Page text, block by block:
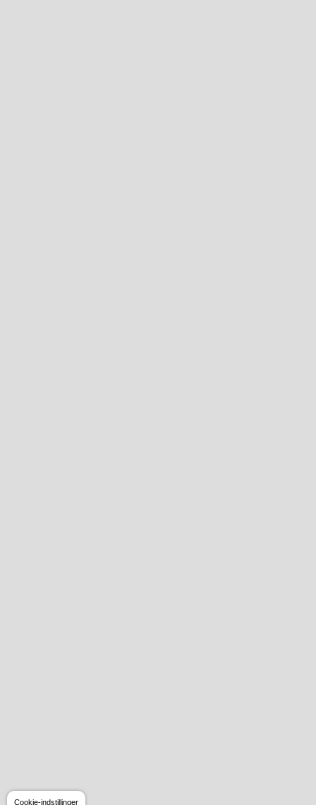
Cookie-indstillinger